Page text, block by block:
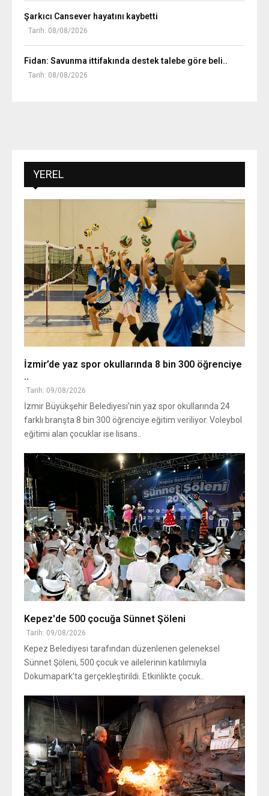
Şarkıcı Cansever hayatını kaybetti
Tarih: 08/08/2026
Fidan: Savunma ittifakında destek talebe göre beli..
YEREL
İzmir’de yaz spor okullarında 8 bin 300 öğrenciye
..
Tarih: 09/08/2026
İzmir Büyükşehir Belediyesi’nin yaz spor okullarında 24
farklı branşta 8 bin 300 öğrenciye eğitim veriliyor. Voleybol
Kepez'de 500 çocuğa Sünnet Şöleni
Tarih: 09/08/2026
Kepez Belediyesi tarafından düzenlenen geleneksel
Sünnet Şöleni, 500 çocuk ve ailelerinin katılımıyla